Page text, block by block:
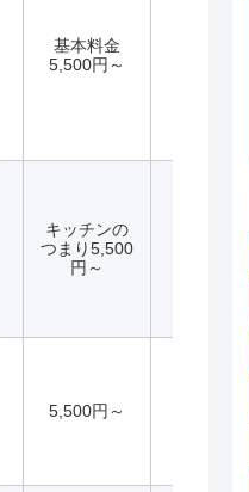
基本料金
5,500円～
キッチンの
つまり5,500
円～
5,500円～